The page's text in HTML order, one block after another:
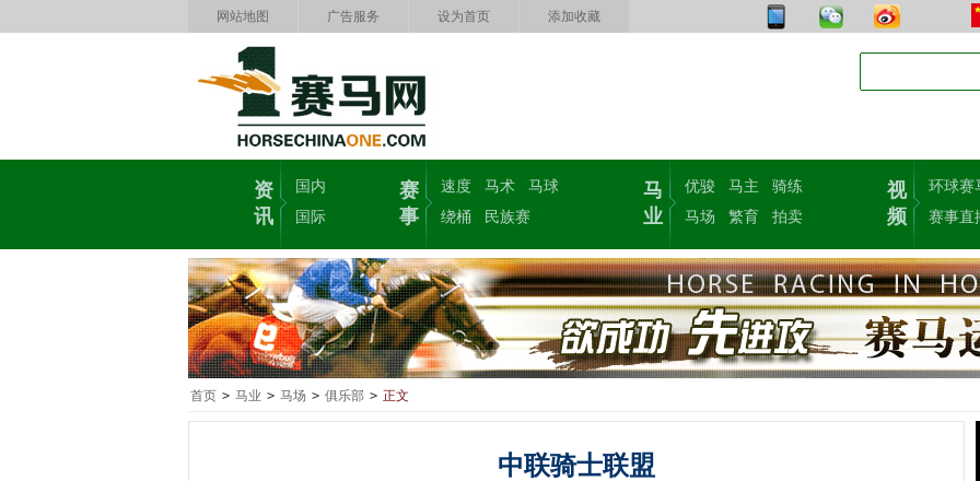
网站地图 广告服务 设为首页 添加收藏
资
讯
国内
国际
赛
事
速度 马术
马球
绕桶
民族赛
马
业
优骏 马主
骑练
马场
繁育 拍卖
视
频
环球赛
赛事直
首页 > 马业 > 马场 > 俱乐部 > 正文
中联骑士联盟